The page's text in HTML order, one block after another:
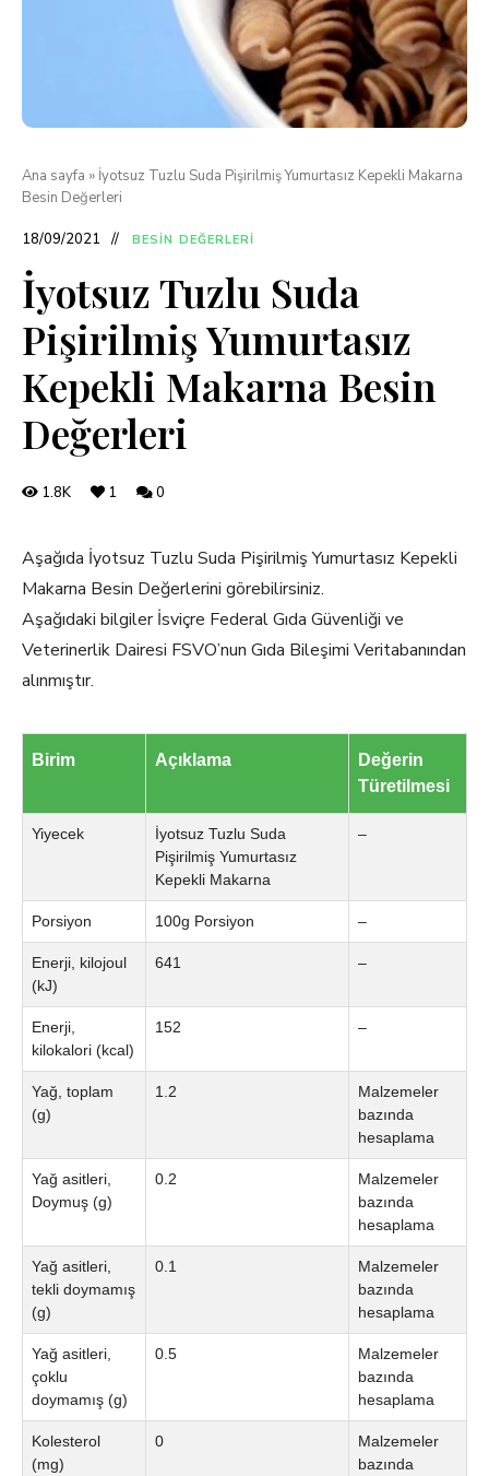
Ana sayfa » İyotsuz Tuzlu Suda Pişirilmiş Yumurtasız Kepekli Makarna
Besin Değerleri
18/09/2021 BESIN DEĞERLERI
İyotsuz Tuzlu Suda
Pişirilmiş Yumurtasız
Kepekli Makarna Besin
Değerleri
1.8K 1 0
Aşağıda İyotsuz Tuzlu Suda Pişirilmiş Yumurtasız Kepekli
Makarna Besin Değerlerini görebilirsiniz.
Aşağıdaki bilgiler İsviçre Federal Gıda Güvenliği ve
Veterinerlik Dairesi FSVO’nun Gıda Bileşimi Veritabanından
alınmıştır.
Birim Açıklama
Değerin
Türetilmesi
Yiyecek
İyotsuz Tuzlu Suda
Pişirilmiş Yumurtasız
Kepekli Makarna
–
Porsiyon 100g Porsiyon –
Enerji, kilojoul
(kJ)
641 –
Enerji,
kilokalori (kcal)
152 –
Yağ, toplam
(g)
1.2
Malzemeler
bazında
hesaplama
Yağ asitleri,
Doymuş (g)
0.2
Malzemeler
bazında
hesaplama
Yağ asitleri,
tekli doymamış
(g)
0.1
Malzemeler
bazında
hesaplama
Yağ asitleri,
çoklu
doymamış (g)
0.5
Malzemeler
bazında
hesaplama
Kolesterol
(mg)
0
Malzemeler
bazında